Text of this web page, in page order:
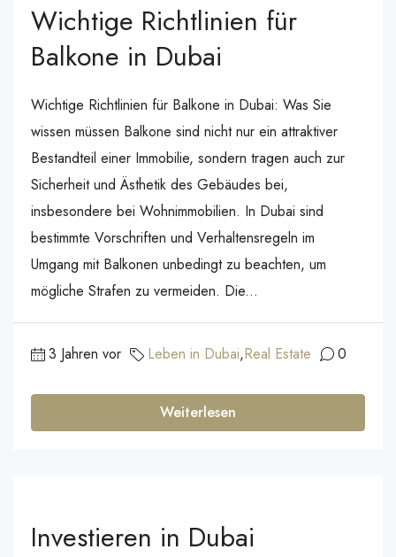
Wichtige Richtlinien für
Balkone in Dubai
Wichtige Richtlinien für Balkone in Dubai: Was Sie
wissen müssen Balkone sind nicht nur ein attraktiver
Bestandteil einer Immobilie, sondern tragen auch zur
Sicherheit und Ästhetik des Gebäudes bei,
insbesondere bei Wohnimmobilien. In Dubai sind
bestimmte Vorschriften und Verhaltensregeln im
Umgang mit Balkonen unbedingt zu beachten, um
mögliche Strafen zu vermeiden. Die...
3 Jahren vor Leben in Dubai,Real Estate 0
Weiterlesen
Investieren in Dubai